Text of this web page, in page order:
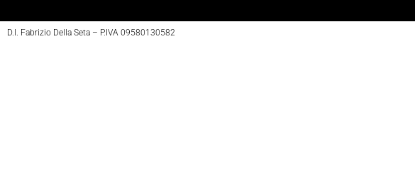
D.I. Fabrizio Della Seta – P.IVA 09580130582